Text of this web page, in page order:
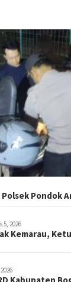
Pondok
5, 2026
Kemarau,
Kabupaten